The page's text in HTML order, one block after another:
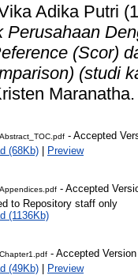
Adika Putri
Perusahaan
(Scor)
(studi
Maranatha.
- Accepted
(68Kb) | Preview
- Accepted
to Repository staff only
(1136Kb)
- Accepted Version
(49Kb) | Preview